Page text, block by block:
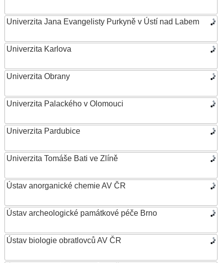
Univerzita Jana Evangelisty Purkyně v Ústí nad Labem
Univerzita Karlova
Univerzita Obrany
Univerzita Palackého v Olomouci
Univerzita Pardubice
Univerzita Tomáše Bati ve Zlíně
Ústav anorganické chemie AV ČR
Ústav archeologické památkové péče Brno
Ústav biologie obratlovců AV ČR